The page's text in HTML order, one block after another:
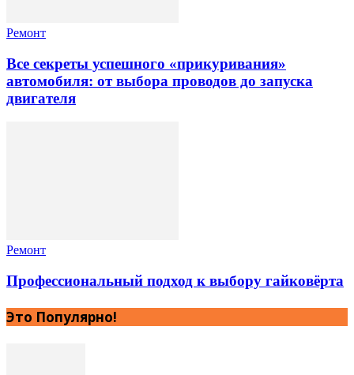
Ремонт
Все секреты успешного «прикуривания»
автомобиля: от выбора проводов до запуска
двигателя
Ремонт
Профессиональный подход к выбору гайковёрта
Это Популярно!